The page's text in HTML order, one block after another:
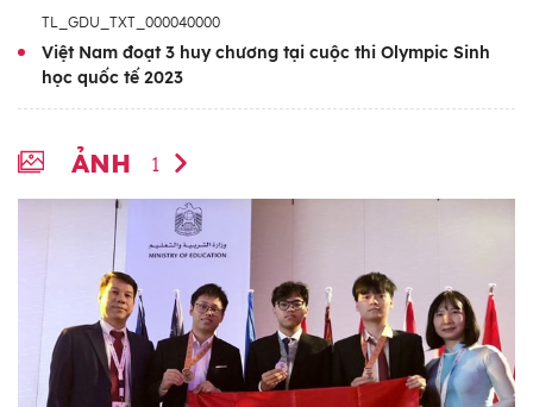
TL_GDU_TXT_000040000
Việt Nam đoạt 3 huy chương tại cuộc thi Olympic Sinh
học quốc tế 2023
ẢNH 1